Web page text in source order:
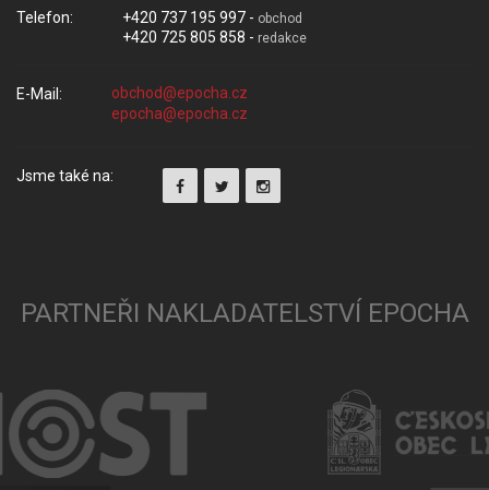
Telefon: +420 737 195 997 - obchod
+420 725 805 858 - redakce
E-Mail:
Jsme také na:
PARTNEŘI NAKLADATELSTVÍ EPOCHA